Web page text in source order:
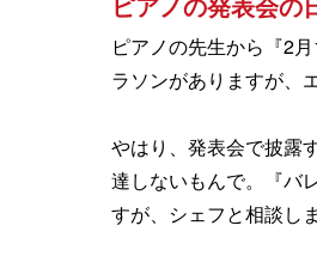
ピアノの先生から『2
ラソンがありますが、
やはり、発表会で披露
達しないもんで。『バ
すが、シェフと相談し